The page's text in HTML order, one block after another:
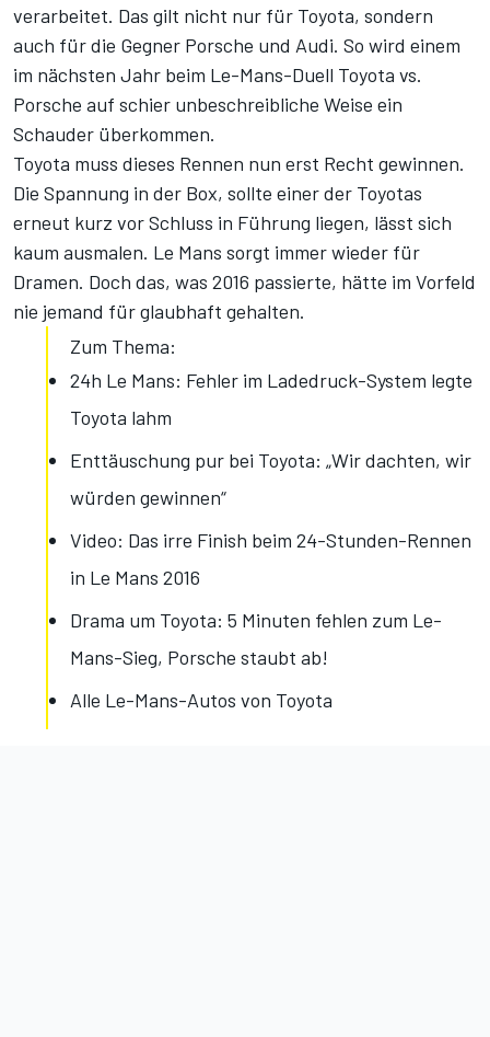
verarbeitet. Das gilt nicht nur für Toyota, sondern
auch für die Gegner Porsche und Audi. So wird einem
im nächsten Jahr beim Le-Mans-Duell Toyota vs.
Porsche auf schier unbeschreibliche Weise ein
Schauder überkommen.
Toyota muss dieses Rennen nun erst Recht gewinnen.
Die Spannung in der Box, sollte einer der Toyotas
erneut kurz vor Schluss in Führung liegen, lässt sich
kaum ausmalen. Le Mans sorgt immer wieder für
Dramen. Doch das, was 2016 passierte, hätte im Vorfeld
nie jemand für glaubhaft gehalten.
Zum Thema:
24h Le Mans: Fehler im Ladedruck-System legte
Toyota lahm
Enttäuschung pur bei Toyota: „Wir dachten, wir
würden gewinnen“
Video: Das irre Finish beim 24-Stunden-Rennen
in Le Mans 2016
Drama um Toyota: 5 Minuten fehlen zum Le-
Mans-Sieg, Porsche staubt ab!
Alle Le-Mans-Autos von Toyota